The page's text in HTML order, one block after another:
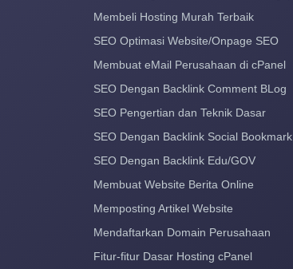
Membeli Hosting Murah Terbaik
SEO Optimasi Website/Onpage SEO
Membuat eMail Perusahaan di cPanel
SEO Dengan Backlink Comment BLog
SEO Pengertian dan Teknik Dasar
SEO Dengan Backlink Social Bookmark
SEO Dengan Backlink Edu/GOV
Membuat Website Berita Online
Memposting Artikel Website
Mendaftarkan Domain Perusahaan
Fitur-fitur Dasar Hosting cPanel